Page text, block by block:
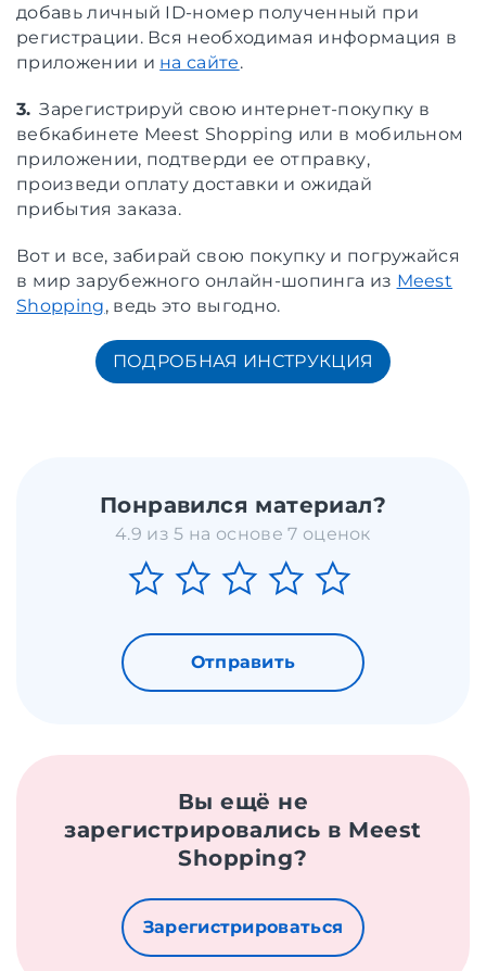
добавь личный ID-номер полученный при
регистрации. Вся необходимая информация в
приложении и на сайте.
3. Зарегистрируй свою интернет-покупку в
вебкабинете Meest Shopping или в мобильном
приложении, подтверди ее отправку,
произведи оплату доставки и ожидай
прибытия заказа.
Вот и все, забирай свою покупку и погружайся
в мир зарубежного онлайн-шопинга из Meest
Shopping, ведь это выгодно.
ПОДРОБНАЯ ИНСТРУКЦИЯ
Понравился материал?
4.9 из 5 на основе 7 оценок
Отправить
Вы ещё не
зарегистрировались в Meest
Shopping?
Зарегистрироваться